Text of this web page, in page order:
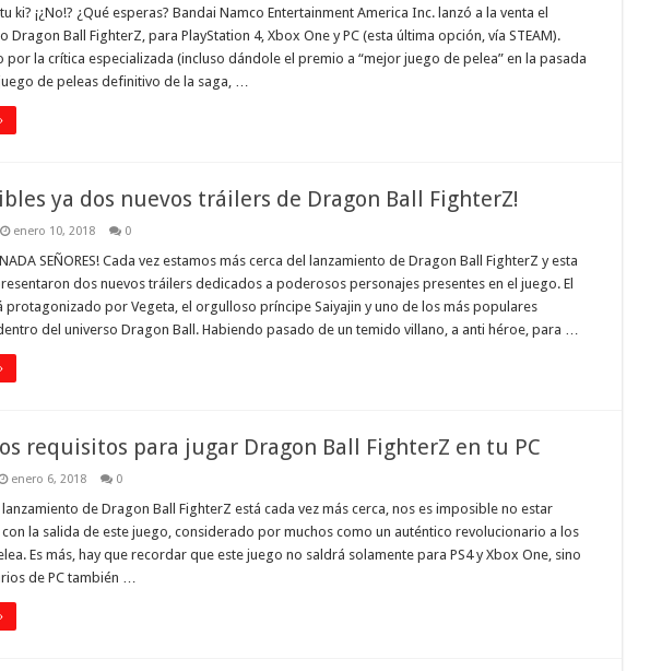
ki? ¡¿No!? ¿Qué esperas? Bandai Namco Entertainment America Inc. lanzó a la venta el
Dragon Ball FighterZ, para PlayStation 4, Xbox One y PC (esta última opción, vía STEAM).
por la crítica especializada (incluso dándole el premio a “mejor juego de pelea” en la pasada
de peleas definitivo de la saga, …
ya dos nuevos tráilers de Dragon Ball FighterZ!
enero 10, 2018 0
NADA SEÑORES! Cada vez estamos más cerca del lanzamiento de Dragon Ball FighterZ y esta
dos nuevos tráilers dedicados a poderosos personajes presentes en el juego. El
protagonizado por Vegeta, el orgulloso príncipe Saiyajin y uno de los más populares
del universo Dragon Ball. Habiendo pasado de un temido villano, a anti héroe, para …
requisitos para jugar Dragon Ball FighterZ en tu PC
enero 6, 2018 0
de Dragon Ball FighterZ está cada vez más cerca, nos es imposible no estar
la salida de este juego, considerado por muchos como un auténtico revolucionario a los
Es más, hay que recordar que este juego no saldrá solamente para PS4 y Xbox One, sino
de PC también …